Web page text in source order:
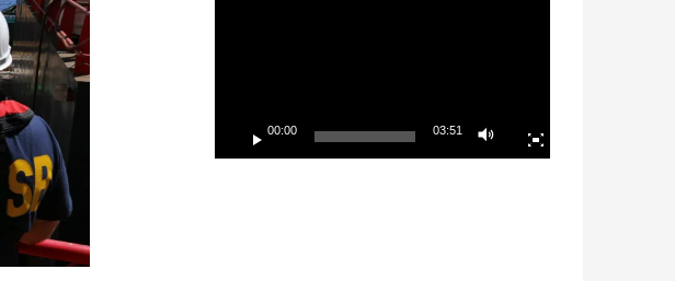
00:00 03:51